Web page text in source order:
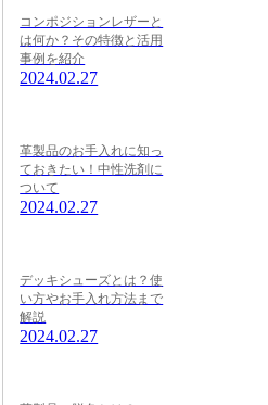
コンポジションレザーと
は何か？その特徴と活用
事例を紹介
2024.02.27
革製品のお手入れに知っ
ておきたい！中性洗剤に
ついて
2024.02.27
デッキシューズとは？使
い方やお手入れ方法まで
解説
2024.02.27